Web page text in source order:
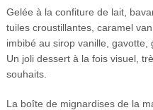
Gelée à la confiture de lait,
tuiles croustillantes, caramel
imbibé au sirop vanille, gavotte,
Un joli dessert à la fois visuel,
souhaits.
La boîte de mignardises de la